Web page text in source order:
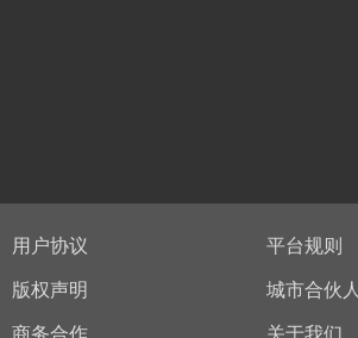
用户协议 平台规则
版权声明 城市合伙人